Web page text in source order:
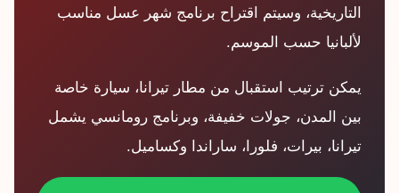
التاريخية، وسيتم اقتراح برنامج شهر عسل مناسب
لألبانيا حسب الموسم.
يمكن ترتيب استقبال من مطار تيرانا، سيارة خاصة
بين المدن، جولات خفيفة، وبرنامج رومانسي يشمل
تيرانا، بيرات، فلورا، ساراندا وكساميل.